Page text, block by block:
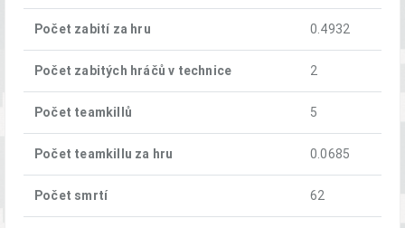
Počet zabití za hru 0.4932
Počet zabitých hráčů v technice 2
Počet teamkillů 5
Počet teamkillu za hru 0.0685
Počet smrtí 62